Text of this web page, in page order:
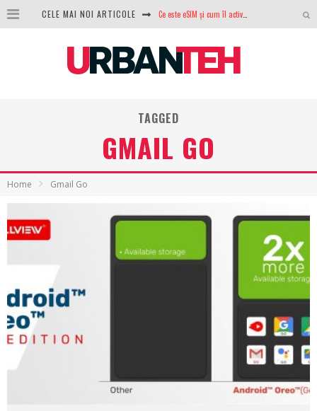
CELE MAI NOI ARTICOLE Ce este eSIM și cum îl activezi pe telefon? Ghid complet pentru Android și iPhone
TAGGED
GMAIL GO
Home Gmail Go